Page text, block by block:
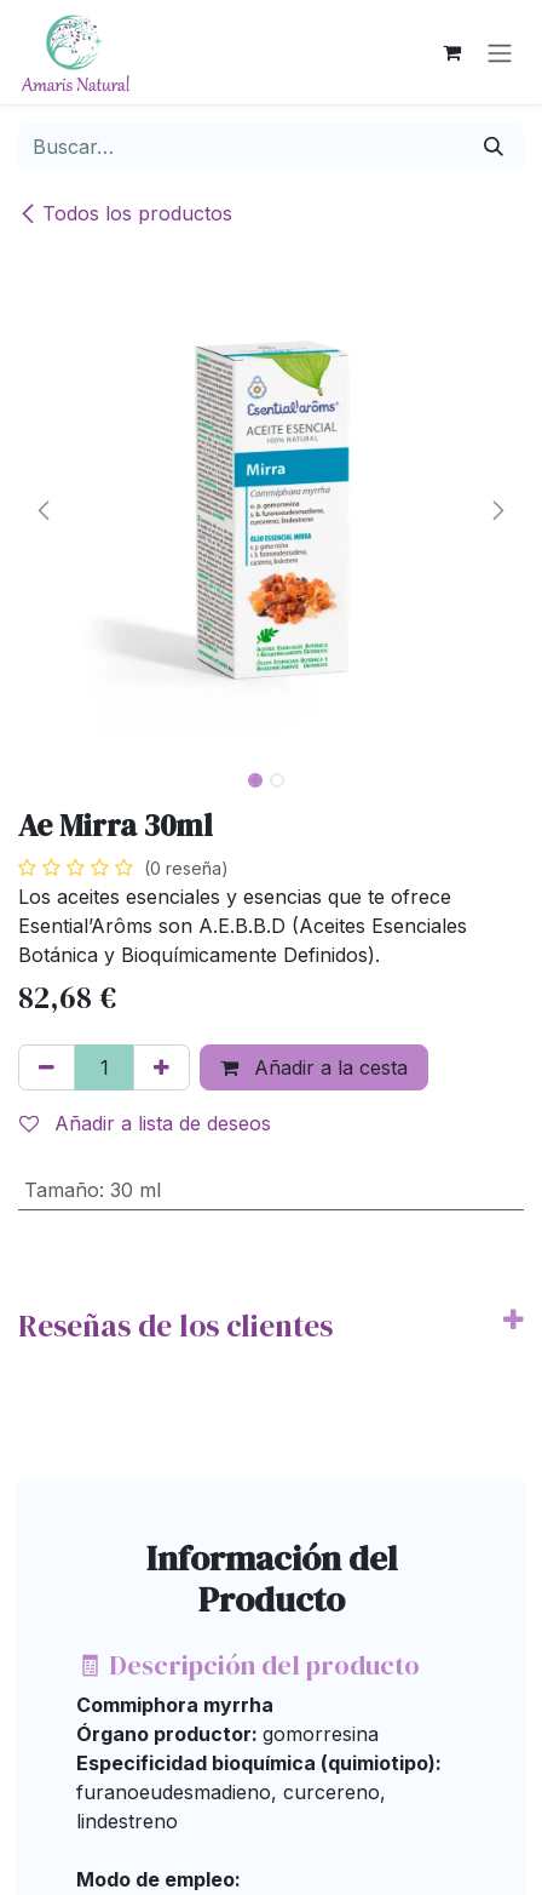
Ir al contenido
Todos los productos
Ae Mirra 30ml
(0 reseña)
Los aceites esenciales y esencias que te ofrece
Esential’Arôms son A.E.B.B.D (Aceites Esenciales
Botánica y Bioquímicamente Definidos).
82,68 €
Añadir a la cesta
Añadir a lista de deseos
Tamaño: 30 ml
Reseñas de los clientes
Información del
Producto
🧾 Descripción del producto
Commiphora myrrha
Órgano productor: gomorresina
Especificidad bioquímica (quimiotipo):
furanoeudesmadieno, curcereno,
lindestreno
Modo de empleo: